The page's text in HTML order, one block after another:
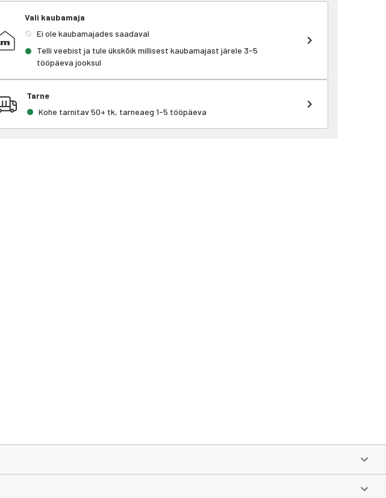
Vali kaubamaja
Ei ole kaubamajades saadaval
Telli veebist ja tule ükskõik millisest kaubamajast järele 3-5
tööpäeva jooksul
Tarne
Kohe tarnitav 50+ tk, tarneaeg 1-5 tööpäeva